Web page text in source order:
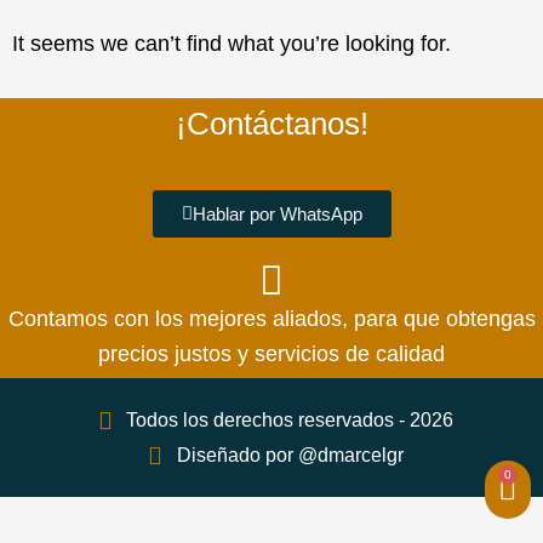
0
It seems we can’t find what you’re looking for.
¡Contáctanos!
Hablar por WhatsApp
Contamos con los mejores aliados, para que obtengas
precios justos y servicios de calidad
Todos los derechos reservados - 2026
Diseñado por @dmarcelgr